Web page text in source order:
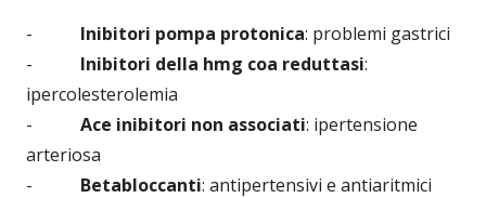
- Inibitori pompa protonica: problemi gastrici
- Inibitori della hmg coa reduttasi:
ipercolesterolemia
- Ace inibitori non associati: ipertensione
arteriosa
- Betabloccanti: antipertensivi e antiaritmici